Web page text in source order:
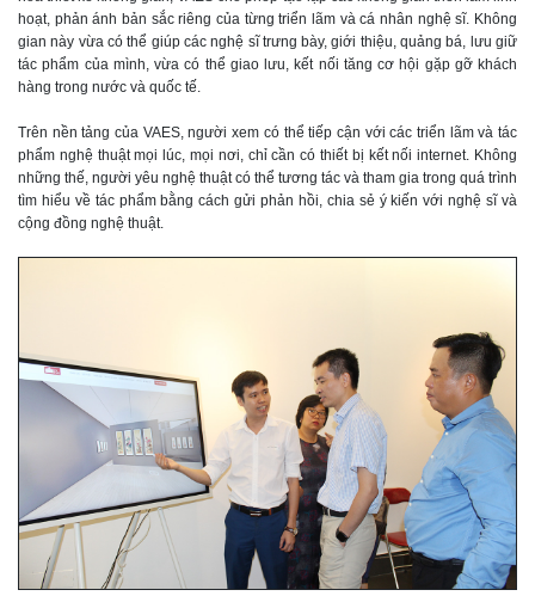
hoạt, phản ánh bản sắc riêng của từng triển lãm và cá nhân nghệ sĩ. Không
gian này vừa có thể giúp các nghệ sĩ trưng bày, giới thiệu, quảng bá, lưu giữ
tác phẩm của mình, vừa có thể giao lưu, kết nối tăng cơ hội gặp gỡ khách
hàng trong nước và quốc tế.
Trên nền tảng của VAES, người xem có thể tiếp cận với các triển lãm và tác
phẩm nghệ thuật mọi lúc, mọi nơi, chỉ cần có thiết bị kết nối internet. Không
những thế, người yêu nghệ thuật có thể tương tác và tham gia trong quá trình
tìm hiểu về tác phẩm bằng cách gửi phản hồi, chia sẻ ý kiến với nghệ sĩ và
cộng đồng nghệ thuật.